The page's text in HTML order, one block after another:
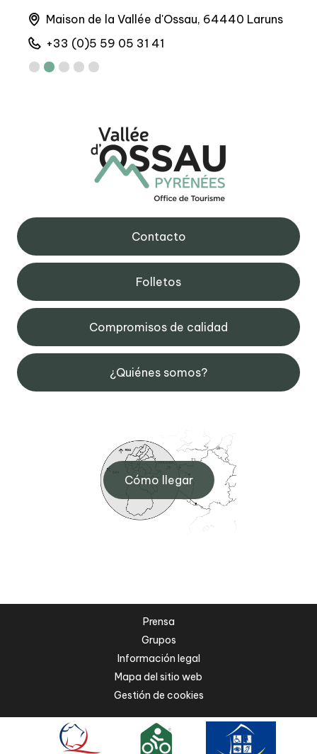
Maison de la Vallée d'Ossau, 64440 Laruns
+33 (0)5 59 05 31 41
Contacto
Folletos
Compromisos de calidad
¿Quiénes somos?
Cómo llegar
Prensa
Grupos
Información legal
Mapa del sitio web
Gestión de cookies